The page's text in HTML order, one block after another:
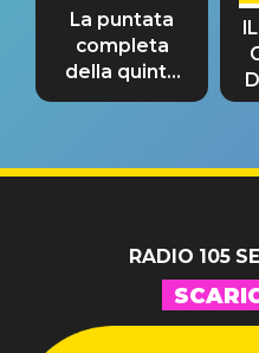
La puntata
completa
della quinta
tappa
RADIO 105